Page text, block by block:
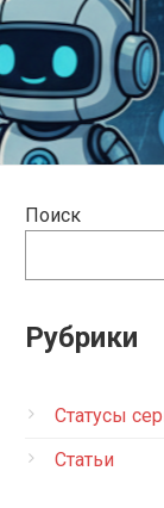
Поиск
Рубрики
Статусы
Статьи